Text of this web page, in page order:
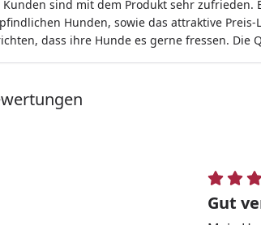
Kunden sind mit dem Produkt sehr
Hunden, sowie das attraktive
dass ihre Hunde es gerne fressen. Die
Gut